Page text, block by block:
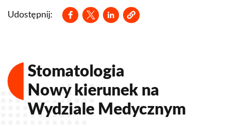
Udostępnij:
Opens in a new window
Opens in a new window
Opens in a new window
Stomatologia
Nowy kierunek na
Wydziale Medycznym